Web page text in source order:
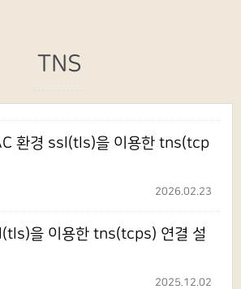
TNS
환경 ssl(tls)을 이용한 tns(tcp
2026.02.23
을 이용한 tns(tcps) 연결 설
2025.12.02